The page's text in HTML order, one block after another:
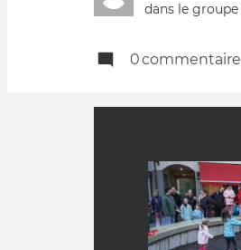
dans le groupe
0commentaire